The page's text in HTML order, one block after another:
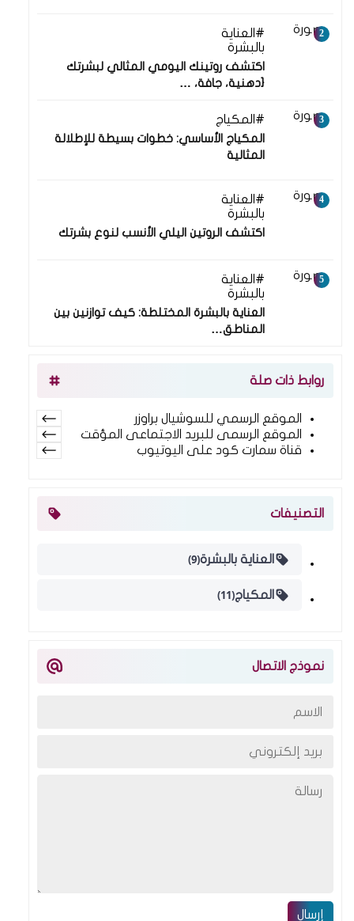
العناية
بالبشرة
اكتشف روتينك اليومي المثالي لبشرتك
{دهنية، جافة، …
المكياج
المكياج الأساسي: خطوات بسيطة للإطلالة
المثالية
العناية
بالبشرة
اكتشف الروتين اليلي الأنسب لنوع بشرتك
العناية
بالبشرة
العناية بالبشرة المختلطة: كيف توازنين بين
المناطق…
روابط ذات صلة
الموقع الرسمي للسوشيال براوزر
الموقع الرسمى للبريد الاجتماعى المؤقت
قناة سمارت كود على اليوتيوب
التصنيفات
العناية بالبشرة(9)
المكياج(11)
نموذج الاتصال
إرسال